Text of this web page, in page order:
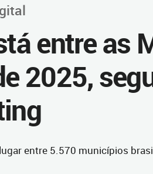
entre as
2025,
entre 5.570 municípios